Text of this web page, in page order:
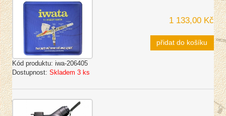
Kód produktu: iwa-206405
Dostupnost: Skladem 3 ks
1 133,00 Kč
přidat do košíku